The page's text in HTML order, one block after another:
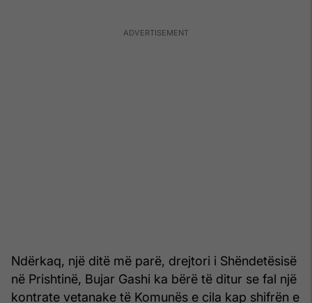
Ndërkaq, një ditë më parë, drejtori i Shëndetësisë
në Prishtinë, Bujar Gashi ka bërë të ditur se fal një
kontrate vetanake të Komunës e cila kap shifrën e